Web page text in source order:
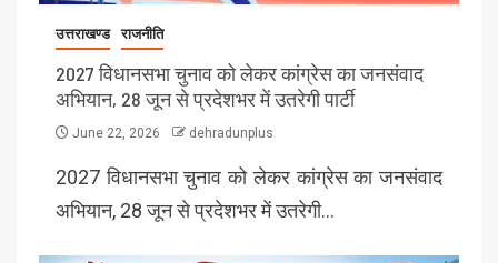
उत्तराखण्ड राजनीति
2027 विधानसभा चुनाव को लेकर कांग्रेस का जनसंवाद
अभियान, 28 जून से प्रदेशभर में उतरेगी पार्टी
June 22, 2026 dehradunplus
2027 विधानसभा चुनाव को लेकर कांग्रेस का जनसंवाद
अभियान, 28 जून से प्रदेशभर में उतरेगी…